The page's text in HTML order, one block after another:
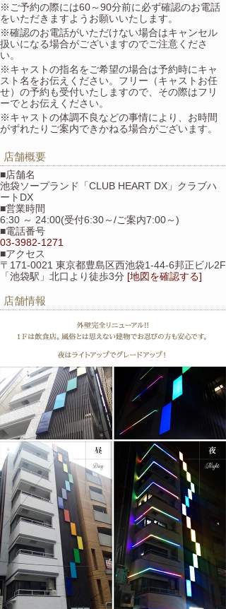
※ご予約の際には60～90分前に必ず確認のお電話
をいただきますようお願いいたします。
※確認のお電話がいただけない場合はキャンセル
扱いになる場合がございますのでご注意くださ
い。
※キャストの指名をご希望の場合は予約時にキャ
スト名をお伝えください。フリー（キャストお任
せ）の予約も受付いたしますので、その際はフリ
ーでとお伝えください。
※キャストの体調不良などの事情により、お時間
がずれたりご案内できかねる場合がございます。
店舗概要
■店舗名
池袋ソープランド「CLUB HEART DX」クラブハ
ートDX
■営業時間
6:30 ～ 24:00(受付6:30～/ご案内7:00～)
■電話番号
03-3982-1271
■アクセス
〒171-0021 東京都豊島区西池袋1-44-6邦正ビル2F
「池袋駅」北口より徒歩3分 [地図を確認する]
店舗情報